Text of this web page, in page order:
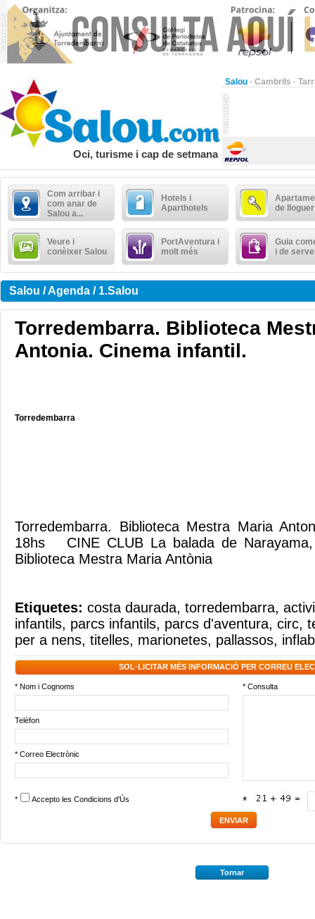
Salou · Cambrils ·
Oci, turisme i cap de setmana
Com arribar i
com anar de
Salou a...
Hotels i
Aparthotels
de lloguer
Veure i
conèixer Salou
PortAventura i
molt més
Guia
i de
Salou / Agenda / 1.Salou
Torredembarra. Biblioteca
Antonia. Cinema infantil.
Torredembarra
Torredembarra. Biblioteca Mestra Maria
18hs CINE CLUB La balada de
Biblioteca Mestra Maria Antònia
Etiquetes: costa daurada, torredembarra,
infantils, parcs infantils, parcs d'aventura, circ,
per a nens, titelles, marionetes, pallassos,
SOL·LICITAR MÉS INFORMACIÓ PER CORREU
* Nom i Cognoms * Consulta
Telèfon
* Correo Electrònic
* Accepto les Condicions d'Ús *
Tornar